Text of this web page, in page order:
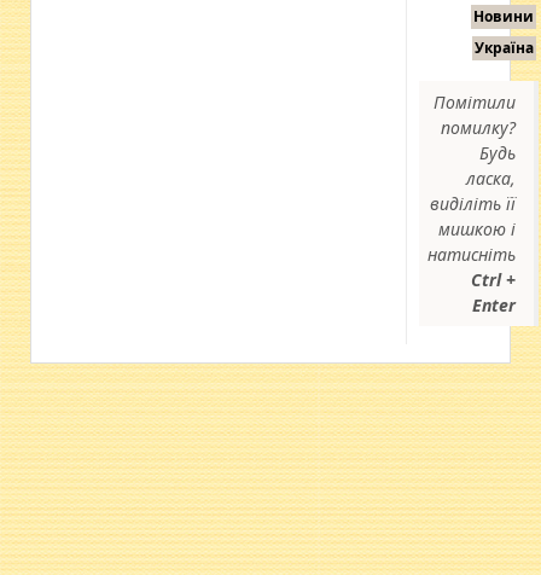
Новини
Україна
Помітили
помилку?
Будь
ласка,
виділіть її
мишкою і
натисніть
Ctrl +
Enter